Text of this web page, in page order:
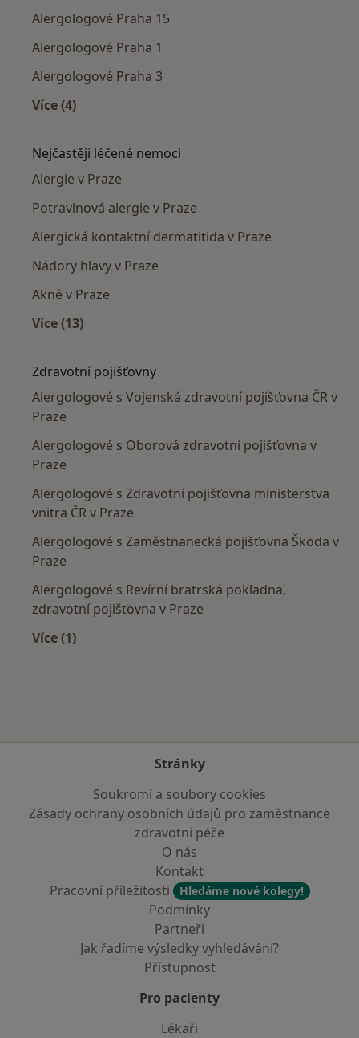
Alergologové Praha 15
Alergologové Praha 1
Alergologové Praha 3
Více (4)
Nejčastěji léčené nemoci
Alergie v Praze
Potravinová alergie v Praze
Alergická kontaktní dermatitida v Praze
Nádory hlavy v Praze
Akné v Praze
Více (13)
Zdravotní pojišťovny
Alergologové s Vojenská zdravotní pojišťovna ČR v
Praze
Alergologové s Oborová zdravotní pojišťovna v
Praze
Alergologové s Zdravotní pojišťovna ministerstva
vnitra ČR v Praze
Alergologové s Zaměstnanecká pojišťovna Škoda v
Praze
Alergologové s Revírní bratrská pokladna,
zdravotní pojišťovna v Praze
Více (1)
Stránky
Soukromí a soubory cookies
Zásady ochrany osobních údajů pro zaměstnance
zdravotní péče
O nás
Kontakt
Pracovní příležitosti
Hledáme nové kolegy!
Podmínky
Partneři
Jak řadíme výsledky vyhledávání?
Přístupnost
Pro pacienty
Lékaři